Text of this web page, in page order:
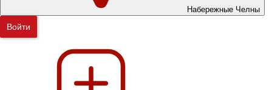
Набережные Челны
Войти